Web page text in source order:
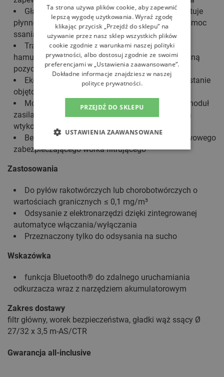
Gładki wąż ssący: stożkowa geometria gwarantuje
płynne przesuwanie bez zaczepiania oraz wysoką moc
ssania
Transport: duże, obrotowe rolki i zintegrowany
hamulec zapewniają optymalną mobilność i stabilną
pozycję
Ekonomiczne rozwiązanie: optymalne wykorzystanie
objętości pojemnika
Możliwość rozbudowy: dzięki wyposażeniu w moduł
zasilania w sprężone powietrze lub moduł gniazda
wtykowego
Bezpieczne zamknięcie: za pomocą dwuwarstwowego
zabezpieczającego worka filtrującego
Zastosowania
Do pyłów rakotwórczych lub chorobotwórczych o
wartościach granicznych ≤ 0,1 mg/m³
Odsysanie z elektronarzędzi dzięki zintegrowanej
automatyce włączania/wyłączania
Przeznaczony tylko do odsysania na sucho
Wskazówka
funkcja Bluetooth® do zdalnego uruchamiania
odkurzacza wraz z narzędziem akumulatorowym
Zakres dostawy
filtr główny, worek bezpieczeństwa, gładki wąż ssący Ø
27/32 x 3,5 m-AS/CTR
Gwarancja all-inclusive
Ta strona używa plików cookie, aby zapewnić
lepszą wygodę użytkowania. Wyraź zgodę
klikając przycisk „Przejdź do sklepu” na
używanie przez nasz sklep wszystkich plików
cookie zgodnie z warunkami naszej polityki
prywatności, albo dostosuj zgodnie ze swoimi
preferencjami w „Ustawienia zaawansowane”.
Dokładne informacje znajdziesz w naszej
polityce prywatności.
PRZEJDŹ DO SKLEPU
USTAWIENIA ZAAWANSOWANE